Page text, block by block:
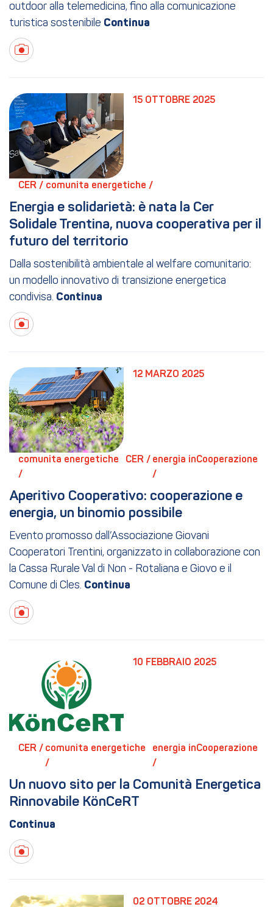
outdoor alla telemedicina, fino alla comunicazione
turistica sostenibile
15 OTTOBRE 2025
CER / comunita energetiche /
Energia e solidarietà: è nata la Cer
Solidale Trentina, nuova cooperativa per il
futuro del territorio
Dalla sostenibilità ambientale al welfare comunitario:
un modello innovativo di transizione energetica
condivisa.
12 MARZO 2025
comunita energetiche
/
energia inCooperazione
/
Aperitivo Cooperativo: cooperazione e
energia, un binomio possibile
Evento promosso dall’Associazione Giovani
Cooperatori Trentini, organizzato in collaborazione con
la Cassa Rurale Val di Non - Rotaliana e Giovo e il
Comune di Cles.
10 FEBBRAIO 2025
comunita energetiche
/
energia inCooperazione
/
Un nuovo sito per la Comunità Energetica
Rinnovabile KönCeRT
02 OTTOBRE 2024